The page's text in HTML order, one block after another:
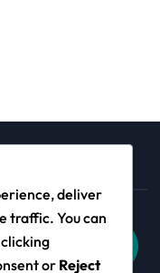
deliver
traffic. You can
orReject